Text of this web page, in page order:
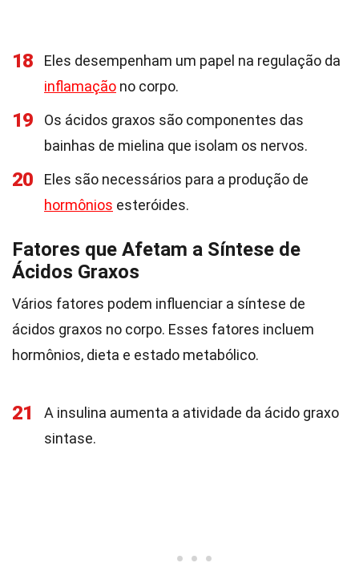
18
Eles desempenham um papel na regulação da
inflamação no corpo.
19
Os ácidos graxos são componentes das
bainhas de mielina que isolam os nervos.
20
Eles são necessários para a produção de
hormônios esteróides.
Fatores que Afetam a Síntese de
Ácidos Graxos
Vários fatores podem influenciar a síntese de
ácidos graxos no corpo. Esses fatores incluem
hormônios, dieta e estado metabólico.
21
A insulina aumenta a atividade da ácido graxo
sintase.